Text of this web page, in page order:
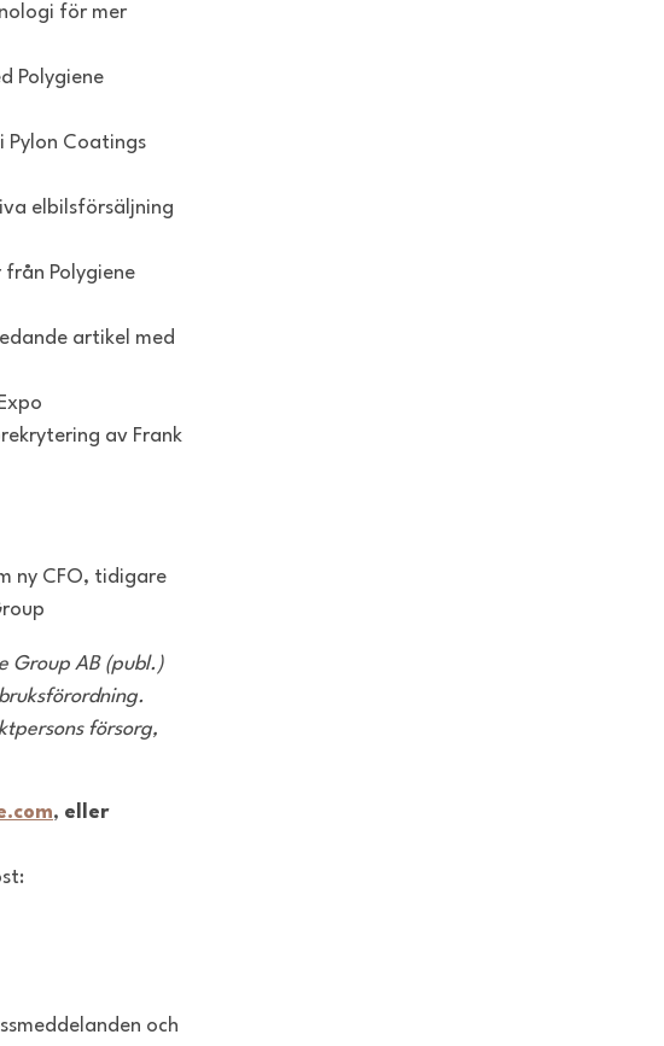
för mer
Polygiene
Pylon Coatings
elbilsförsäljning
Polygiene
artikel med
av Frank
ny CFO, tidigare
Group AB (publ.)
försorg,
, eller
och